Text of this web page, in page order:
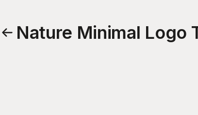
Nature Minimal Logo